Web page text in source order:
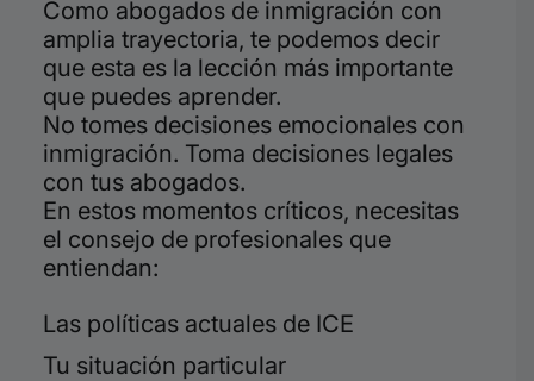
Como abogados de inmigración con
amplia trayectoria, te podemos decir
que esta es la lección más importante
que puedes aprender.
No tomes decisiones emocionales con
inmigración. Toma decisiones legales
con tus abogados.
En estos momentos críticos, necesitas
el consejo de profesionales que
entiendan:
Las políticas actuales de ICE
Tu situación particular